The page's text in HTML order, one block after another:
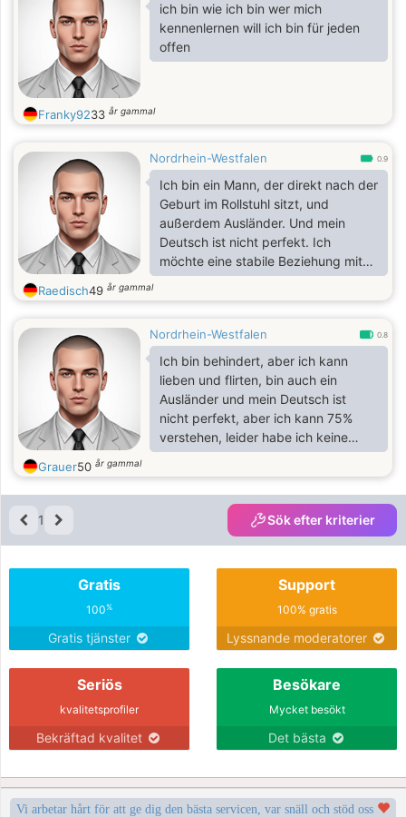
ich bin wie ich bin wer mich
kennenlernen will ich bin für jeden
offen
Franky9233 år gammal
Nordrhein-Westfalen 0.9
Ich bin ein Mann, der direkt nach der
Geburt im Rollstuhl sitzt, und
außerdem Ausländer. Und mein
Deutsch ist nicht perfekt. Ich
möchte eine stabile Beziehung mit
Engagement, die sich in Zukunft
entwickeln kann, aber leider habe
Situation, die es mir erlaubt, mich in
einer dauerhaften Beziehung
niederzulassen, und ich
entschuldige mich bei den
ernsthaften Frauen, die Stabilität
suchen, ich würde gerne bei ihnen
sein. Aber ich bin gezwungen, nach
Raedisch49 år gammal
Nordrhein-Westfalen 0.8
Ich bin behindert, aber ich kann
lieben und flirten, bin auch ein
Ausländer und mein Deutsch ist
nicht perfekt, aber ich kann 75%
verstehen, leider habe ich keine
Wohnung, wohne in einem Junge
pflege .
Grauer50 år gammal
1 Sök efter kriterier
Gratis
100%
Gratis tjänster
Support
100% gratis
Lyssnande moderatorer
Seriös
kvalitetsprofiler
Bekräftad kvalitet
Besökare
Mycket besökt
Det bästa
Vi arbetar hårt för att ge dig den bästa servicen, var snäll och stöd oss